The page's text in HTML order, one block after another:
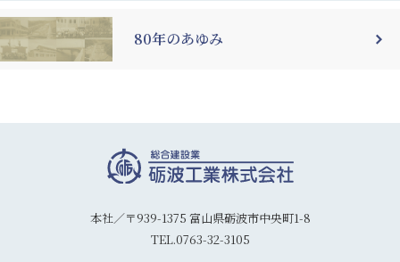
80年のあゆみ
本社／〒939-1375 富山県砺波市中央町1-8
TEL.0763-32-3105